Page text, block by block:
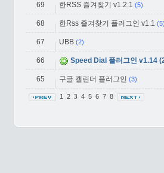
69 한RSS 즐겨찾기 v1.2.1 (5)
68 한Rss 즐겨찾기 플러그인 v1.1
67 UBB (2)
66 Speed Dial 플러그인 v1.14
65 구글 캘린더 플러그인 (3)
1 2 3 4 5 6 7 8